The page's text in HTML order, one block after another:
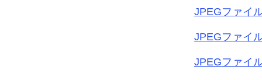
JPEGファイ
JPEGファイ
JPEGファイ